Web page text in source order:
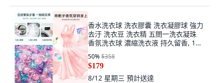
香水洗衣球 洗衣膠囊 洗衣凝膠球 強力
去汙 洗衣豆 洗衣精 五閤一洗衣凝珠
香氛洗衣球 濃縮洗衣液 持久留香, 1個,
5D香水洗衣凝珠,[100顆-桶裝]香氣撲
鼻
50%$358
$179
8/12 星期三 預計送達